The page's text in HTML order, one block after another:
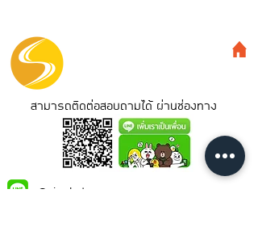
สามารถติดต่อสอบถามได้ ผ่านช่องทาง
@siamled